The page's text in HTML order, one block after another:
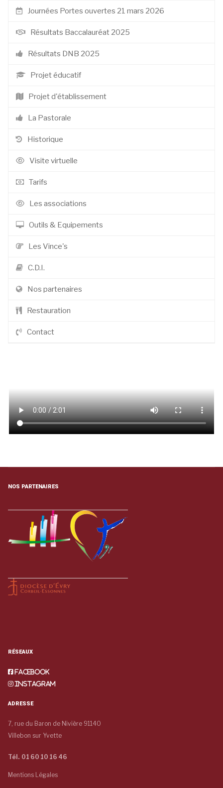
Journées Portes ouvertes 21 mars 2026
Résultats Baccalauréat 2025
Résultats DNB 2025
Projet éducatif
Projet d'établissement
La Pastorale
Historique
Visite virtuelle
Tarifs
Les associations
Outils & Equipements
Les Vince's
C.D.I.
Nos partenaires
Restauration
Contact
NOS PARTENAIRES
RÉSEAUX
Facebook
Instagram
ADRESSE
7, rue du Baron de Nivière 91140
Villebon sur Yvette
Tél. 01 60 10 16 46
Mentions Légales